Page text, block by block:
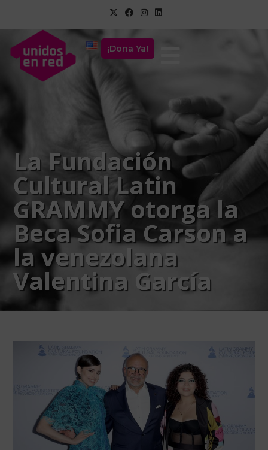
¡Dona Ya!
La Fundación
Cultural Latin
GRAMMY otorga la
Beca Sofia Carson a
la venezolana
Valentina García